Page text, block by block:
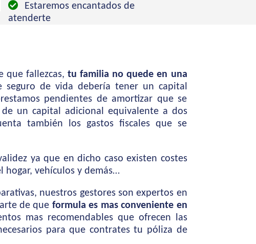
Estaremos encantados de
atenderte
que fallezcas,tu familia no quede en una
seguro de vida debería tener un capital
pendientes de amortizar que se
un capital adicional equivalente a dos
también los gastos fiscales que se
ya que en dicho caso existen costes
hogar, vehículos y demás…
nuestros gestores son expertos en
de que formula es mas conveniente en
mas recomendables que ofrecen las
para que contrates tu póliza de